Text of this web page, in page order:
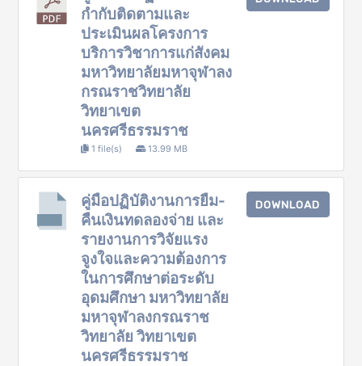
กำกับติดตามและ
ประเมินผลโครงการ
บริการวิชาการแก่สังคม
มหาวิทยาลัยมหาจุฬาลง
กรณราชวิทยาลัย
วิทยาเขต
นครศรีธรรมราช
1 file(s) 13.99 MB
คู่มือปฏิบัติงานการยืม-
คืนเงินทดลองจ่าย และ
รายงานการวิจัยแรง
จูงใจและความต้องการ
ในการศึกษาต่อระดับ
อุดมศึกษา มหาวิทยาลัย
มหาจุฬาลงกรณราช
วิทยาลัย วิทยาเขต
นครศรีธรรมราช
DOWNLOAD